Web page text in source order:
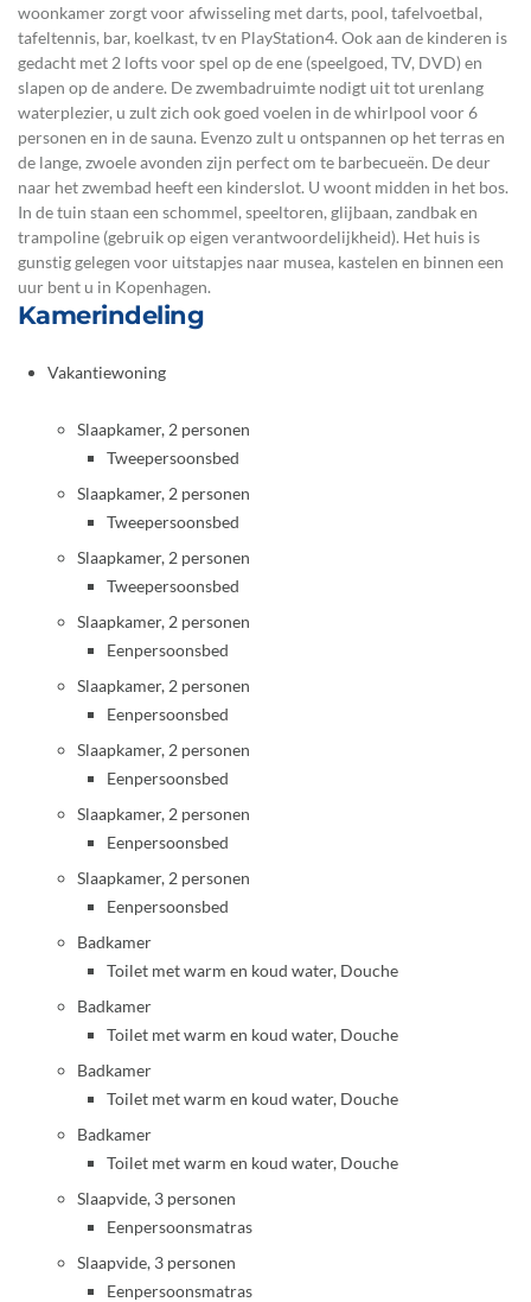
woonkamer zorgt voor afwisseling met darts, pool, tafelvoetbal,
tafeltennis, bar, koelkast, tv en PlayStation4. Ook aan de kinderen is
gedacht met 2 lofts voor spel op de ene (speelgoed, TV, DVD) en
slapen op de andere. De zwembadruimte nodigt uit tot urenlang
waterplezier, u zult zich ook goed voelen in de whirlpool voor 6
personen en in de sauna. Evenzo zult u ontspannen op het terras en
de lange, zwoele avonden zijn perfect om te barbecueën. De deur
naar het zwembad heeft een kinderslot. U woont midden in het bos.
In de tuin staan een schommel, speeltoren, glijbaan, zandbak en
trampoline (gebruik op eigen verantwoordelijkheid). Het huis is
gunstig gelegen voor uitstapjes naar musea, kastelen en binnen een
uur bent u in Kopenhagen.
Kamerindeling
Vakantiewoning
Slaapkamer, 2 personen
Tweepersoonsbed
Slaapkamer, 2 personen
Tweepersoonsbed
Slaapkamer, 2 personen
Tweepersoonsbed
Slaapkamer, 2 personen
Eenpersoonsbed
Slaapkamer, 2 personen
Eenpersoonsbed
Slaapkamer, 2 personen
Eenpersoonsbed
Slaapkamer, 2 personen
Eenpersoonsbed
Slaapkamer, 2 personen
Eenpersoonsbed
Badkamer
Toilet met warm en koud water, Douche
Badkamer
Toilet met warm en koud water, Douche
Badkamer
Toilet met warm en koud water, Douche
Badkamer
Toilet met warm en koud water, Douche
Slaapvide, 3 personen
Eenpersoonsmatras
Slaapvide, 3 personen
Eenpersoonsmatras